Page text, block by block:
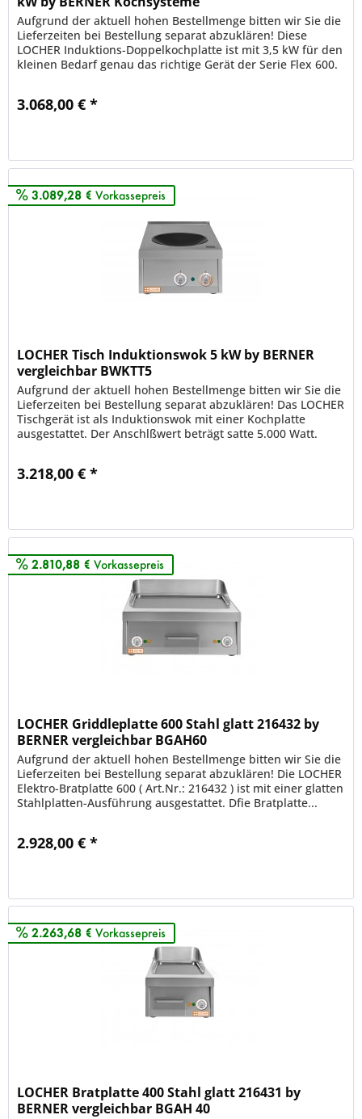
Aufgrund der aktuell hohen Bestellmenge bitten wir Sie die
Lieferzeiten bei Bestellung separat abzuklären! Diese
LOCHER Induktions-Doppelkochplatte ist mit 3,5 kW für den
kleinen Bedarf genau das richtige Gerät der Serie Flex 600.
3.068,00 € *
3.089,28 € Vorkassepreis
LOCHER Tisch Induktionswok 5 kW by BERNER
vergleichbar BWKTT5
Aufgrund der aktuell hohen Bestellmenge bitten wir Sie die
Lieferzeiten bei Bestellung separat abzuklären! Das LOCHER
Tischgerät ist als Induktionswok mit einer Kochplatte
ausgestattet. Der Anschlßwert beträgt satte 5.000 Watt.
3.218,00 € *
2.810,88 € Vorkassepreis
LOCHER Griddleplatte 600 Stahl glatt 216432 by
BERNER vergleichbar BGAH60
Aufgrund der aktuell hohen Bestellmenge bitten wir Sie die
Lieferzeiten bei Bestellung separat abzuklären! Die LOCHER
Elektro-Bratplatte 600 ( Art.Nr.: 216432 ) ist mit einer glatten
Stahlplatten-Ausführung ausgestattet. Dfie Bratplatte...
2.928,00 € *
2.263,68 € Vorkassepreis
LOCHER Bratplatte 400 Stahl glatt 216431 by
BERNER vergleichbar BGAH 40